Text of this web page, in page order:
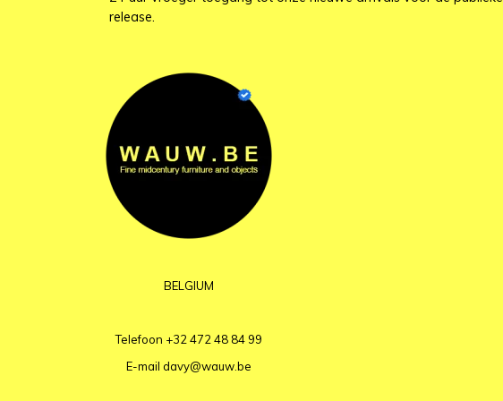
release.
BELGIUM
Telefoon +32 472 48 84 99
E-mail davy@wauw.be